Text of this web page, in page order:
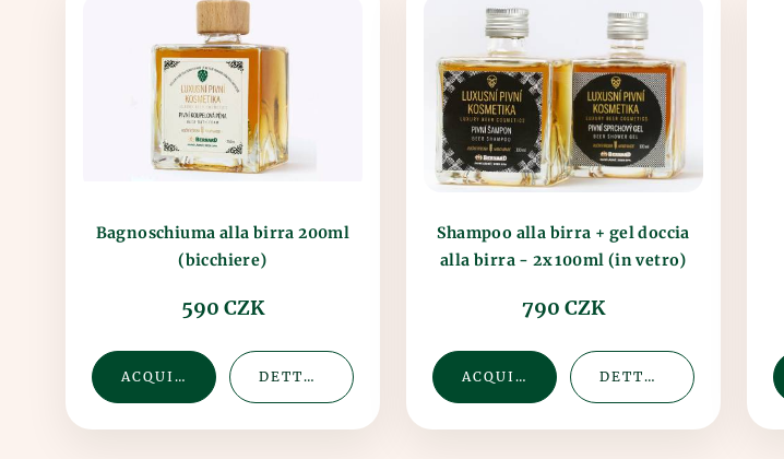
Bagnoschiuma alla birra 200ml
(bicchiere)
590 CZK
ACQUISTA DETTAGLIO
Shampoo alla birra + gel doccia
alla birra - 2x 100ml (in vetro)
790 CZK
ACQUISTA DETTAGLIO